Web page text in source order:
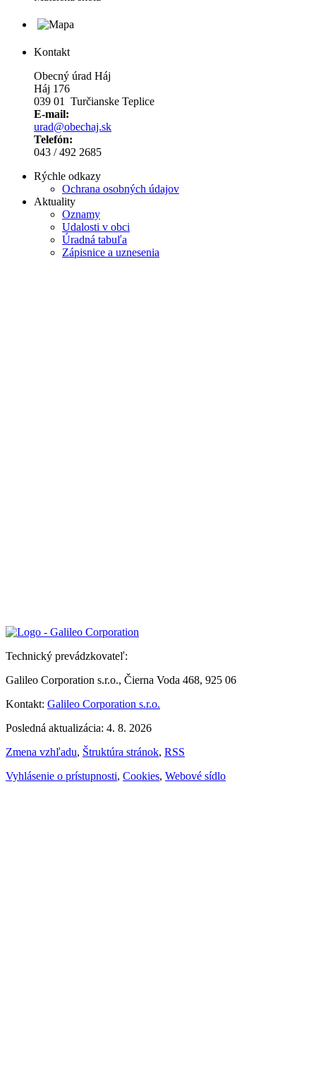
Kontakt
Obecný úrad Háj
Háj 176
039 01 Turčianske Teplice
E-mail:
urad@obechaj.sk
Telefón:
043 / 492 2685
Rýchle odkazy
Ochrana osobných údajov
Aktuality
Oznamy
Udalosti v obci
Úradná tabuľa
Zápisnice a uznesenia
Technický prevádzkovateľ:
Galileo Corporation s.r.o., Čierna Voda 468, 925 06
Kontakt: Galileo Corporation s.r.o.
Posledná aktualizácia: 4. 8. 2026
Zmena vzhľadu, Štruktúra stránok, RSS
Vyhlásenie o prístupnosti, Cookies, Webové sídlo